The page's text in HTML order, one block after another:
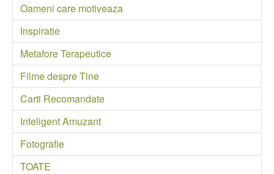
Oameni care motiveaza
Inspiratie
Metafore Terapeutice
Filme despre Tine
Carti Recomandate
Inteligent Amuzant
Fotografie
TOATE